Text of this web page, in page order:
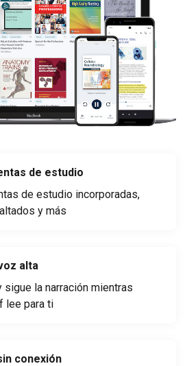
de estudio
de estudio incorporadas,
y más
alta
sigue la narración mientras
lee para ti
conexión